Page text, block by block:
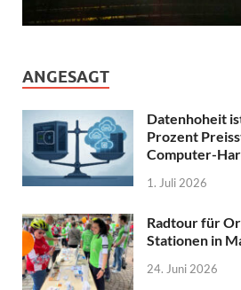
ANGESAGT
Datenhoheit
Prozent
Computer-
1. Juli 2026
Radtour für
Stationen in
24. Juni 2026